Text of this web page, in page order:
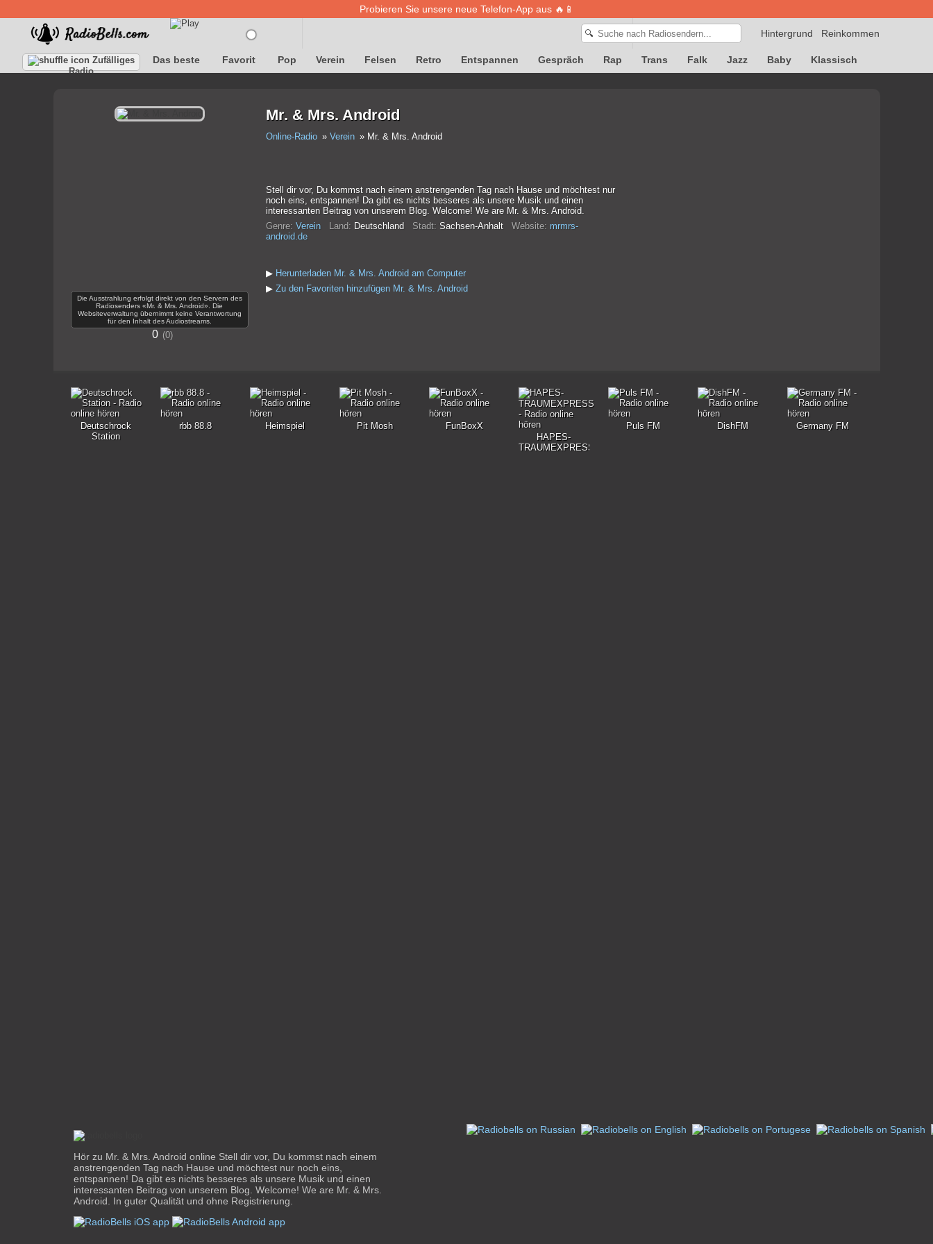
Probieren Sie unsere neue Telefon-App aus 🔥📱
Reinkommen
Hintergrund
🔍
Zufälliges
Radio
Das beste Favorit Pop Verein Felsen Retro Entspannen Gespräch Rap Trans Falk Jazz Baby Klassisch
Die Ausstrahlung erfolgt direkt von den Servern des
Radiosenders «Mr. & Mrs. Android». Die
Websiteverwaltung übernimmt keine Verantwortung
für den Inhalt des Audiostreams.
0 0
Mr. & Mrs. Android
Online-Radio Verein Mr. & Mrs. Android
Stell dir vor, Du kommst nach einem anstrengenden Tag nach Hause und möchtest nur
noch eins, entspannen! Da gibt es nichts besseres als unsere Musik und einen
interessanten Beitrag von unserem Blog. Welcome! We are Mr. & Mrs. Android.
Genre: Verein Land: Deutschland Stadt: Sachsen-Anhalt Website: mrmrs-
android.de
▶ Herunterladen Mr. & Mrs. Android am Computer
▶ Zu den Favoriten hinzufügen Mr. & Mrs. Android
Deutschrock
Station
rbb 88.8 Heimspiel Pit Mosh
FunBoxX
HAPES-
TRAUMEXPRESS
Puls FM DishFM Germany FM
Hör zu Mr. & Mrs. Android online Stell dir vor, Du kommst nach einem
anstrengenden Tag nach Hause und möchtest nur noch eins,
entspannen! Da gibt es nichts besseres als unsere Musik und einen
interessanten Beitrag von unserem Blog. Welcome! We are Mr. & Mrs.
Android. In guter Qualität und ohne Registrierung.